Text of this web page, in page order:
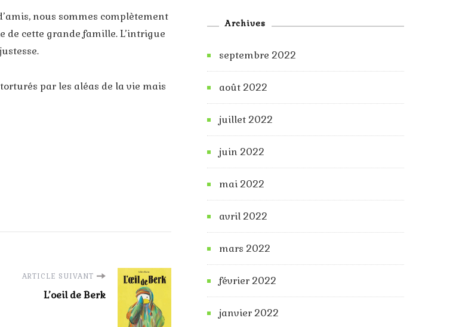
nous sommes complètement
de cette grande famille. L’intrigue
par les aléas de la vie mais
ARTICLE SUIVANT
L’oeil de Berk
Archives
septembre 2022
août 2022
juillet 2022
juin 2022
mai 2022
avril 2022
mars 2022
février 2022
janvier 2022